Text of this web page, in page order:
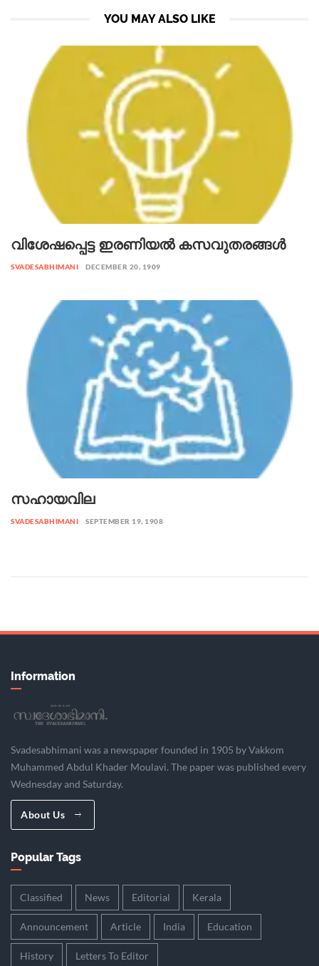
YOU MAY ALSO LIKE
വിശേഷപ്പെട്ട ഇരണിയൽ കസവുതരങ്ങൾ
SVADESABHIMANI DECEMBER 20, 1909
സഹായവില
SVADESABHIMANI SEPTEMBER 19, 1908
Information
Svadesabhimani was a newspaper founded in 1905 by Vakkom
Muhammed Abdul Khader Moulavi. The paper was published every
Wednesday and Saturday.
About Us
Popular Tags
Classified News Editorial Kerala
Announcement Article India Education
History Letters To Editor